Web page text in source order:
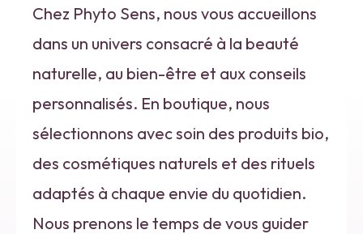
Chez Phyto Sens, nous vous accueillons
dans un univers consacré à la beauté
naturelle, au bien-être et aux conseils
personnalisés. En boutique, nous
sélectionnons avec soin des produits bio,
des cosmétiques naturels et des rituels
adaptés à chaque envie du quotidien.
Nous prenons le temps de vous guider